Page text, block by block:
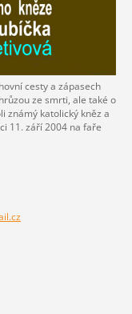
cesty a zápasech
ze smrti, ale také o
známý katolický kněz a
11. září 2004 na faře